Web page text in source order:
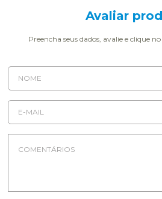
Avaliar
Preencha seus dados, avalie e clique